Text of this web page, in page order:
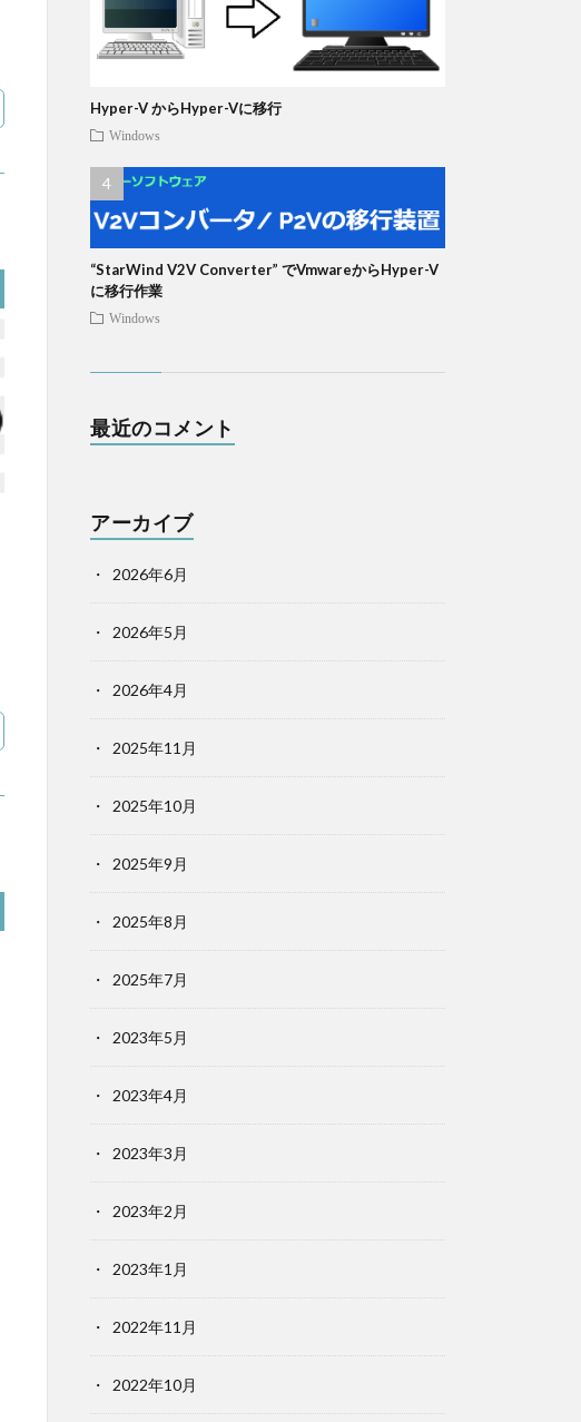
Hyper-V からHyper-Vに移行
Windows
“StarWind V2V Converter” でVmwareからHyper-V
に移行作業
Windows
最近のコメント
アーカイブ
2026年6月
2026年5月
2026年4月
2025年11月
2025年10月
2025年9月
2025年8月
2025年7月
2023年5月
2023年4月
2023年3月
2023年2月
2023年1月
2022年11月
2022年10月